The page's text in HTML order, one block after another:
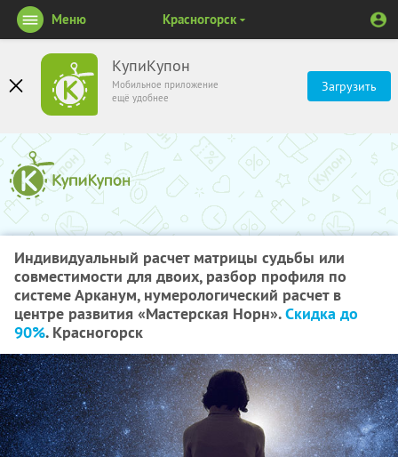
КупиКупон
Мобильное приложение
ещё удобнее
Загрузить
Меню Красногорск
Индивидуальный расчет матрицы судьбы или
совместимости для двоих, разбор профиля по
системе Арканум, нумерологический расчет в
центре развития «Мастерская Норн».Скидка до
90%. Красногорск